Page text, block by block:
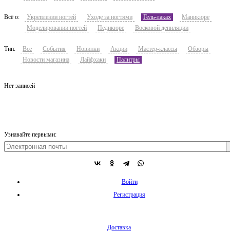
Всё о: Укреплении ногтей Уходе за ногтями Гель-лаках
Маникюре
Моделировании ногтей
Педикюре Восковой депиляции
Тип: Все События Новинки Акции Мастер-классы
Обзоры
Новости магазина
Лайфхаки Палитры
Нет записей
Узнавайте первыми:
Войти
Регистрация
Доставка